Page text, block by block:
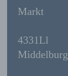
Markt
4331Ll
Middelburg